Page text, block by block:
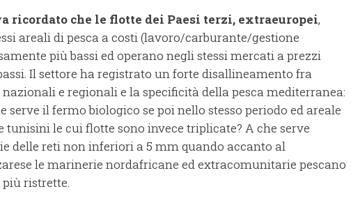
ricordato che le flotte dei Paesi terzi, extraeuropei,
areali di pesca a costi (lavoro/carburante/gestione
più bassi ed operano negli stessi mercati a prezzi
Il settore ha registrato un forte disallineamento fra
e regionali e la specificità della pesca mediterranea:
serve il fermo biologico se poi nello stesso periodo ed areale
tunisini le cui flotte sono invece triplicate? A che serve
delle reti non inferiori a 5 mm quando accanto al
le marinerie nordafricane ed extracomunitarie pescano
ristrette.